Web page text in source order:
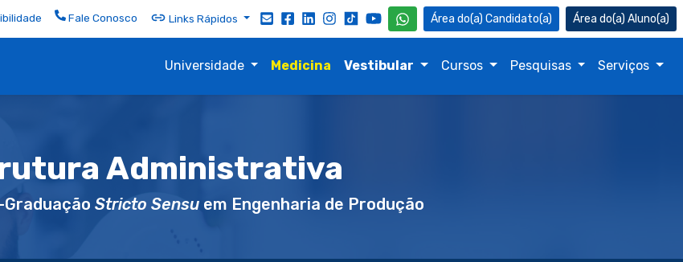
Fale Conosco Links Rápidos Candidato(a) Aluno(a)
Universidade Medicina Vestibular Cursos Pesquisas Serviços
Administrativa
Stricto Sensu em Engenharia de Produção